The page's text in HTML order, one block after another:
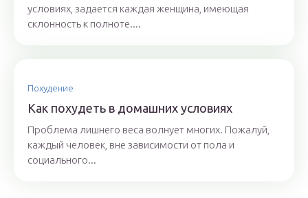
условиях, задается каждая женщина, имеющая
склонность к полноте....
Похудение
Как похудеть в домашних условиях
Проблема лишнего веса волнует многих. Пожалуй,
каждый человек, вне зависимости от пола и
социального...